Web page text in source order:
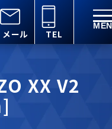
メール TEL
XX V2